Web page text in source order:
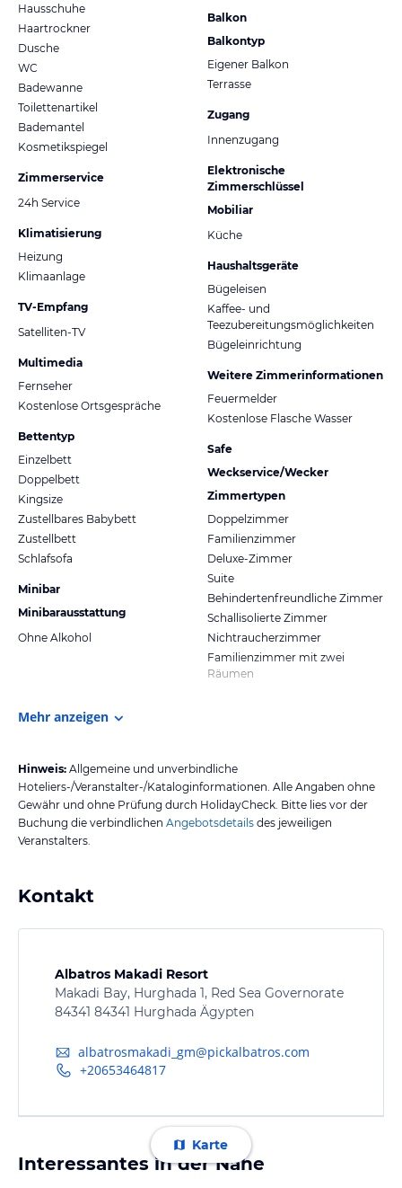
Hausschuhe
Haartrockner
Dusche
WC
Badewanne
Toilettenartikel
Bademantel
Kosmetikspiegel
Zimmerservice
24h Service
Klimatisierung
Heizung
Klimaanlage
TV-Empfang
Satelliten-TV
Multimedia
Fernseher
Kostenlose Ortsgespräche
Bettentyp
Einzelbett
Doppelbett
Kingsize
Zustellbares Babybett
Zustellbett
Schlafsofa
Minibar
Minibarausstattung
Ohne Alkohol
Balkon
Balkontyp
Eigener Balkon
Terrasse
Zugang
Innenzugang
Elektronische
Zimmerschlüssel
Mobiliar
Küche
Haushaltsgeräte
Bügeleisen
Kaffee- und
Teezubereitungsmöglichkeiten
Bügeleinrichtung
Weitere Zimmerinformationen
Feuermelder
Kostenlose Flasche Wasser
Safe
Weckservice/Wecker
Zimmertypen
Doppelzimmer
Familienzimmer
Deluxe-Zimmer
Suite
Behindertenfreundliche Zimmer
Schallisolierte Zimmer
Nichtraucherzimmer
Familienzimmer mit zwei
Räumen
Mehr anzeigen
Hinweis: Allgemeine und unverbindliche
Hoteliers-/Veranstalter-/Kataloginformationen. Alle Angaben ohne
Gewähr und ohne Prüfung durch HolidayCheck. Bitte lies vor der
Buchung die verbindlichen Angebotsdetails des jeweiligen
Veranstalters.
Kontakt
Albatros Makadi Resort
Makadi Bay, Hurghada 1, Red Sea Governorate
84341 84341 Hurghada Ägypten
albatrosmakadi_gm@pickalbatros.com
+20653464817
Karte
Interessantes in der Nähe